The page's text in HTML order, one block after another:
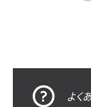
よく